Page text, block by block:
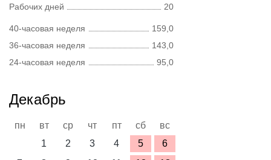
Рабочих дней
20
40-часовая неделя
159,0
36-часовая неделя
143,0
24-часовая неделя
95,0
Декабрь
пн вт ср чт пт сб
вс
1
2 3 4 5
6